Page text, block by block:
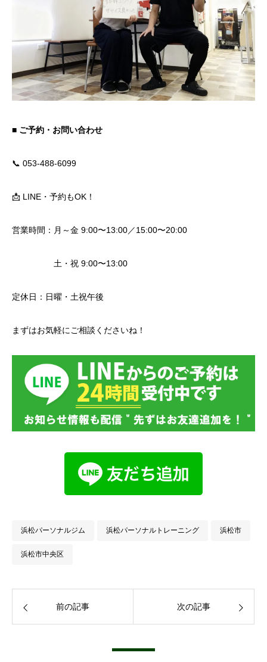
■ ご予約・お問い合わせ
📞 053-488-6099
📩 LINE・予約もOK！
営業時間：月～金 9:00〜13:00／15:00〜20:00
土・祝 9:00〜13:00
定休日：日曜・土祝午後
まずはお気軽にご相談くださいね！
浜松パーソナルジム 浜松パーソナルトレーニング 浜松市
浜松市中央区
前の記事 次の記事